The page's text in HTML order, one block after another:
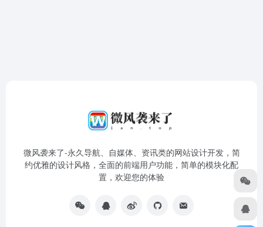
微风袭来了-永久导航、自媒体、资讯类的网站设计开发，简
约优雅的设计风格，全面的前端用户功能，简单的模块化配
置，欢迎您的体验